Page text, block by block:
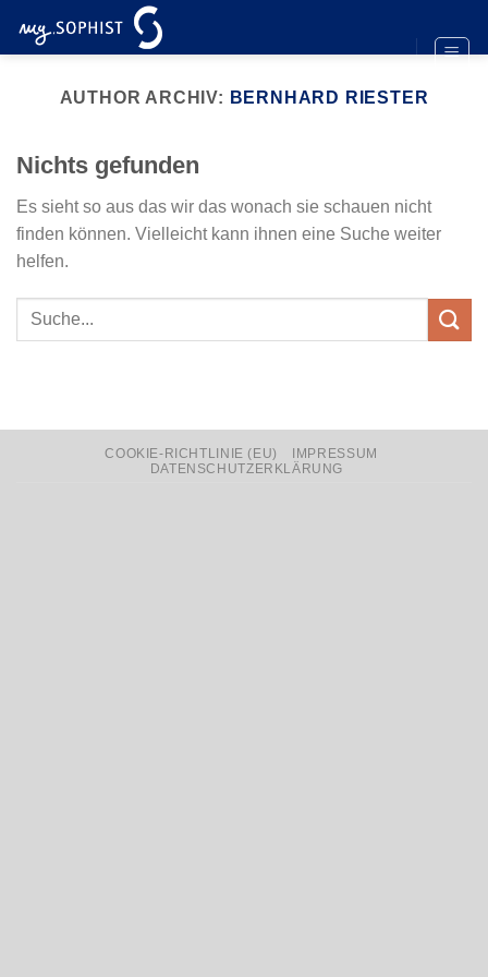
Inhalt
AUTHOR ARCHIV: BERNHARD RIESTER
Nichts gefunden
Es sieht so aus das wir das wonach sie schauen nicht
finden können. Vielleicht kann ihnen eine Suche weiter
helfen.
COOKIE-RICHTLINIE (EU)
IMPRESSUM
DATENSCHUTZERKLÄRUNG